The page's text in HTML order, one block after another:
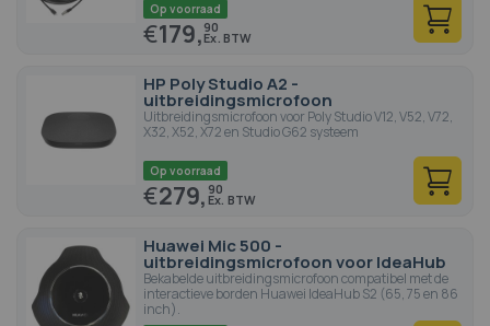
Op voorraad
€179,90
HP Poly Studio A2 -
uitbreidingsmicrofoon
Uitbreidingsmicrofoon voor Poly Studio V12, V52, V72,
X32, X52, X72 en Studio G62 systeem
Op voorraad
€279, 90
Huawei Mic 500 -
uitbreidingsmicrofoon voor IdeaHub
Bekabelde uitbreidingsmicrofoon compatibel met de
interactieve borden Huawei IdeaHub S2 (65, 75 en 86
inch).